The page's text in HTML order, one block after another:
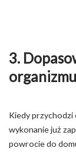
3.
organizmu
Kiedy przychodzi
wykonanie już
powrocie do